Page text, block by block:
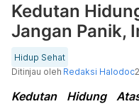
Kedutan
Jangan Panik,
Hidup Sehat
Ditinjau oleh Redaksi Halodoc
Kedutan Hidung